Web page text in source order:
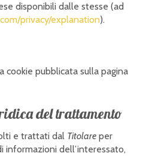
disponibili dalle stesse (ad
privacy/explanation).
cookie pubblicata sulla pagina
del trattamento
e trattati dal Titolare per
informazioni dell’interessato,